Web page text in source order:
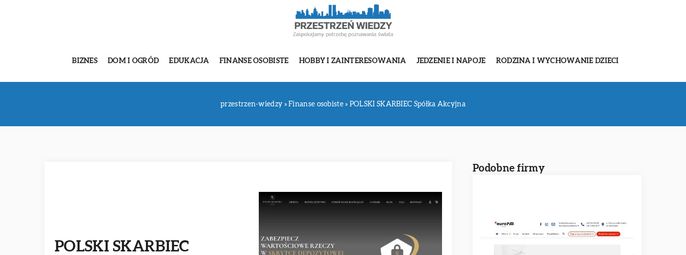
BIZNES DOM I OGRÓD EDUKACJA FINANSE OSOBISTE HOBBY I ZAINTERESOWANIA JEDZENIE I NAPOJE RODZINA I WYCHOWANIE DZIECI
przestrzen-wiedzy »Finanse osobiste» POLSKI SKARBIEC Spółka Akcyjna
POLSKI SKARBIEC
Podobne firmy